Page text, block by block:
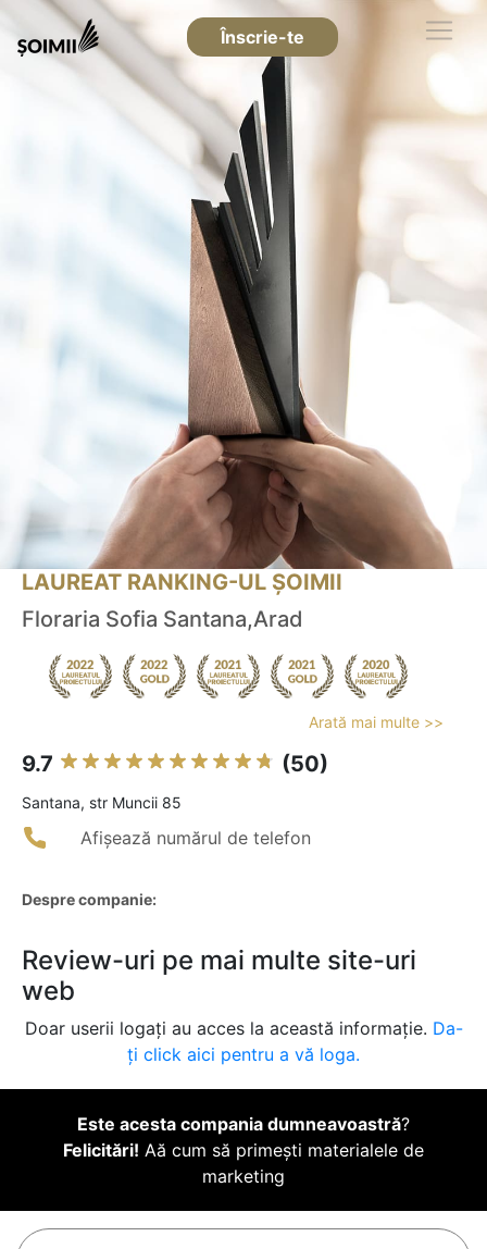
Înscrie-te
LAUREAT RANKING-UL ȘOIMII
Floraria Sofia Santana,Arad
Arată mai multe >>
9.7 (50)
Santana, str Muncii 85
Afișează numărul de telefon
Despre companie:
Review-uri pe mai multe site-uri
web
Doar userii logați au acces la această informație. Da-
ți click aici pentru a vă loga.
Este acesta compania dumneavoastră?
Felicitări! Aă cum să primești materialele de
marketing